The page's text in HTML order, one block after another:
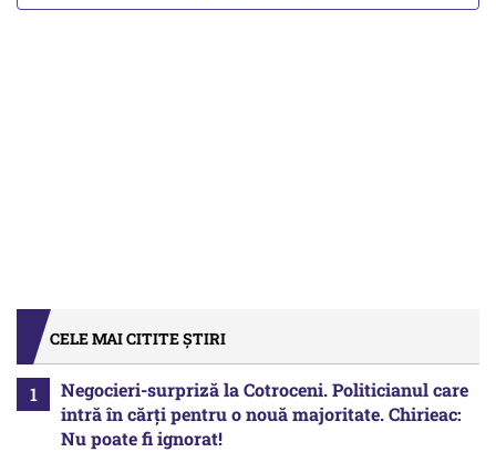
CELE MAI CITITE ȘTIRI
Negocieri-surpriză la Cotroceni. Politicianul care
intră în cărți pentru o nouă majoritate. Chirieac:
Nu poate fi ignorat!